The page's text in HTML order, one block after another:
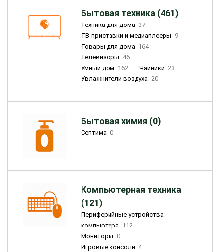
Бытовая техника (461)
Техника для дома 37
ТВ-приставки и медиаплееры 9
Товары для дома 164
Телевизоры 46
Умный дом 162 Чайники 23
Увлажнители воздуха 20
Бытовая химия (0)
Септима 0
Компьютерная техника
(121)
Периферийные устройства
компьютера 112
Мониторы 0
Игровые консоли 4